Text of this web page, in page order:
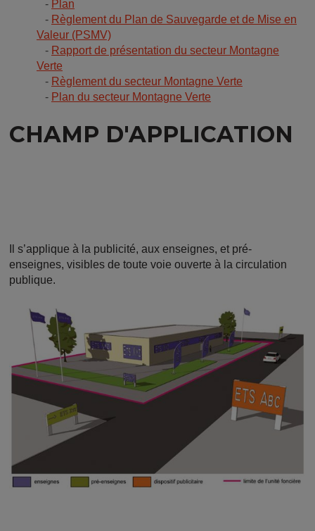
- Plan
- Règlement du Plan de Sauvegarde et de Mise en
Valeur (PSMV)
- Rapport de présentation du secteur Montagne
Verte
- Règlement du secteur Montagne Verte
- Plan du secteur Montagne Verte
CHAMP D'APPLICATION
Il s’applique à la publicité, aux enseignes, et pré-
enseignes, visibles de toute voie ouverte à la circulation
publique.